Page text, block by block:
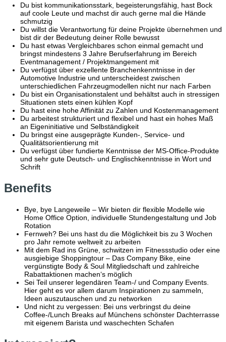
Du bist kommunikationsstark, begeisterungsfähig, hast Bock
auf coole Leute und machst dir auch gerne mal die Hände
schmutzig
Du willst die Verantwortung für deine Projekte übernehmen und
bist dir der Bedeutung deiner Rolle bewusst
Du hast etwas Vergleichbares schon einmal gemacht und
bringst mindestens 3 Jahre Berufserfahrung im Bereich
Eventmanagement / Projektmangement mit
Du verfügst über exzellente Branchenkenntnisse in der
Automotive Industrie und unterscheidest zwischen
unterschiedlichen Fahrzeugmodellen nicht nur nach Farben
Du bist ein Organisationstalent und behältst auch in stressigen
Situationen stets einen kühlen Kopf
Du hast eine hohe Affinität zu Zahlen und Kostenmanagement
Du arbeitest strukturiert und flexibel und hast ein hohes Maß
an Eigeninitiative und Selbständigkeit
Du bringst eine ausgeprägte Kunden-, Service- und
Qualitätsorientierung mit
Du verfügst über fundierte Kenntnisse der MS-Office-Produkte
und sehr gute Deutsch- und Englischkenntnisse in Wort und
Schrift
Benefits
Bye, bye Langeweile – Wir bieten dir flexible Modelle wie
Home Office Option, individuelle Stundengestaltung und Job
Rotation
Fernweh? Bei uns hast du die Möglichkeit bis zu 3 Wochen
pro Jahr remote weltweit zu arbeiten
Mit dem Rad ins Grüne, schwitzen im Fitnessstudio oder eine
ausgiebige Shoppingtour – Das Company Bike, eine
vergünstigte Body & Soul Mitgliedschaft und zahlreiche
Rabattaktionen machen‘s möglich
Sei Teil unserer legendären Team-/ und Company Events.
Hier geht es vor allem darum Inspirationen zu sammeln,
Ideen auszutauschen und zu networken
Und nicht zu vergessen: Bei uns verbringst du deine
Coffee-/Lunch Breaks auf Münchens schönster Dachterrasse
mit eigenem Barista und waschechten Schafen